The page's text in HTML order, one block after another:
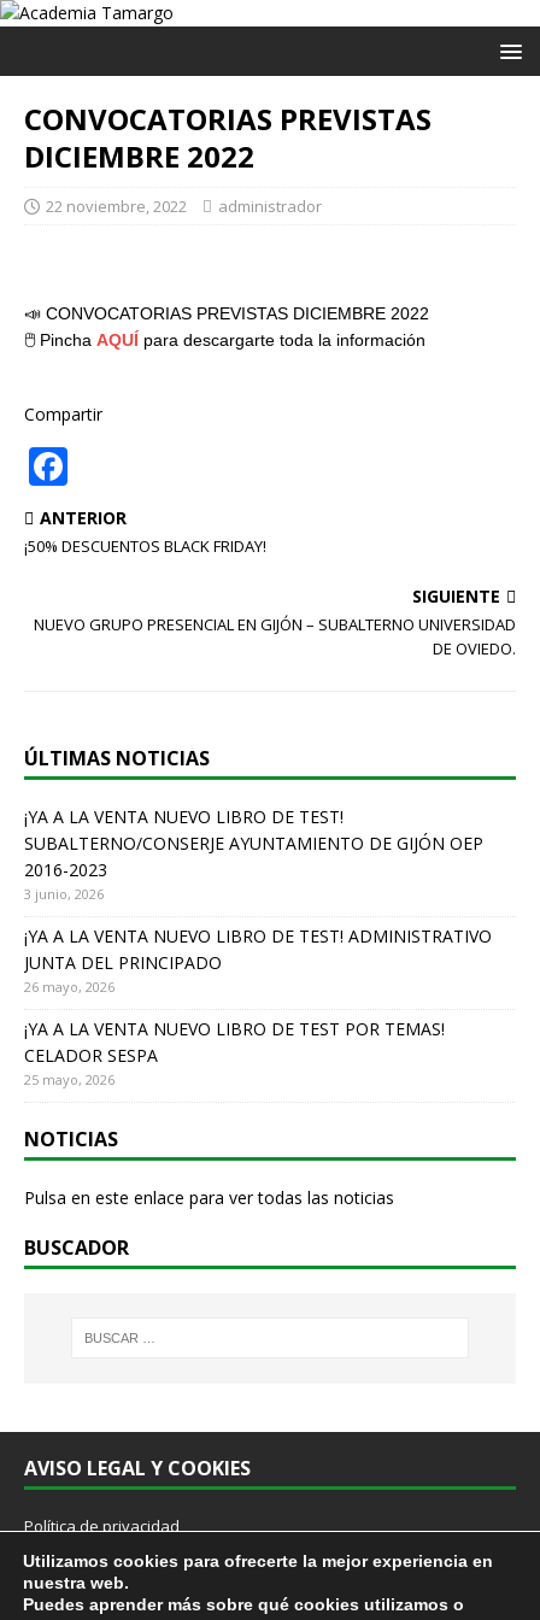
CONVOCATORIAS PREVISTAS
DICIEMBRE 2022
22 noviembre, 2022 administrador
📣 CONVOCATORIAS PREVISTAS DICIEMBRE 2022
🖱 Pincha AQUÍ para descargarte toda la información
Compartir
a
c
b
ANTERIOR
¡50% DESCUENTOS BLACK FRIDAY!
SIGUIENTE
NUEVO GRUPO PRESENCIAL EN GIJÓN – SUBALTERNO UNIVERSIDAD
DE OVIEDO.
ÚLTIMAS NOTICIAS
¡YA A LA VENTA NUEVO LIBRO DE TEST!
SUBALTERNO/CONSERJE AYUNTAMIENTO DE GIJÓN OEP
2016-2023
3 junio, 2026
¡YA A LA VENTA NUEVO LIBRO DE TEST! ADMINISTRATIVO
JUNTA DEL PRINCIPADO
26 mayo, 2026
¡YA A LA VENTA NUEVO LIBRO DE TEST POR TEMAS!
CELADOR SESPA
25 mayo, 2026
NOTICIAS
Pulsa en este enlace para ver todas las noticias
BUSCADOR
AVISO LEGAL Y COOKIES
Política de privacidad
Cookies
Aviso Legal
Protocolo prevención acoso sexual y por razón de sexo en el trabajo
Utilizamos cookies para ofrecerte la mejor experiencia en
nuestra web.
Puedes aprender más sobre qué cookies utilizamos o